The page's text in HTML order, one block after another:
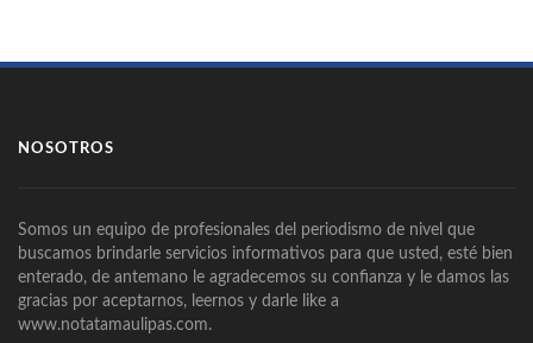
NOSOTROS
Somos un equipo de profesionales del periodismo de nivel que
buscamos brindarle servicios informativos para que usted, esté bien
enterado, de antemano le agradecemos su confianza y le damos las
gracias por aceptarnos, leernos y darle like a
www.notatamaulipas.com.